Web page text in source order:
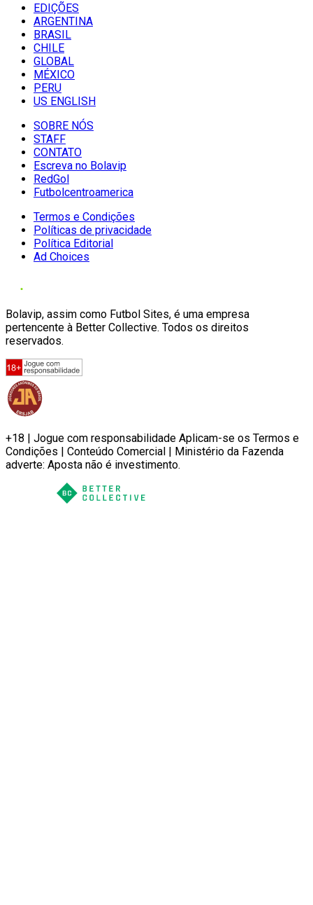
EDIÇÕES
ARGENTINA
BRASIL
CHILE
GLOBAL
MÉXICO
PERU
US ENGLISH
SOBRE NÓS
STAFF
CONTATO
Escreva no Bolavip
RedGol
Futbolcentroamerica
Termos e Condições
Políticas de privacidade
Política Editorial
Ad Choices
Bolavip, assim como Futbol Sites, é uma empresa
pertencente à Better Collective. Todos os direitos
reservados.
+18 | Jogue com responsabilidade Aplicam-se os Termos e
Condições | Conteúdo Comercial | Ministério da Fazenda
adverte: Aposta não é investimento.